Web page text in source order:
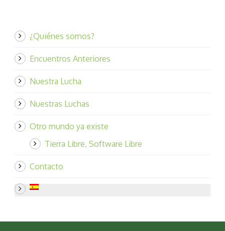
¿Quiénes somos?
Encuentros Anteriores
Nuestra Lucha
Nuestras Luchas
Otro mundo ya existe
Tierra Libre, Software Libre
Contacto